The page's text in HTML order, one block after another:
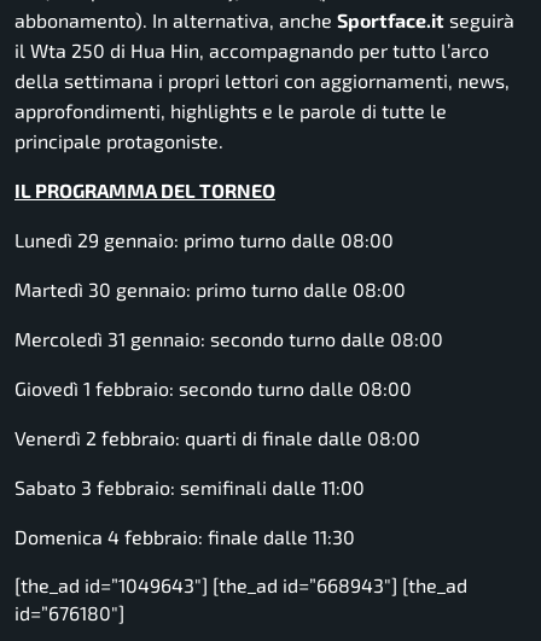
abbonamento). In alternativa, anche Sportface.it seguirà
il Wta 250 di Hua Hin, accompagnando per tutto l’arco
della settimana i propri lettori con aggiornamenti, news,
approfondimenti, highlights e le parole di tutte le
principale protagoniste.
IL PROGRAMMA DEL TORNEO
Lunedì 29 gennaio: primo turno dalle 08:00
Martedì 30 gennaio: primo turno dalle 08:00
Mercoledì 31 gennaio: secondo turno dalle 08:00
Giovedì 1 febbraio: secondo turno dalle 08:00
Venerdì 2 febbraio: quarti di finale dalle 08:00
Sabato 3 febbraio: semifinali dalle 11:00
Domenica 4 febbraio: finale dalle 11:30
[the_ad id=”1049643″] [the_ad id=”668943″] [the_ad
id=”676180″]